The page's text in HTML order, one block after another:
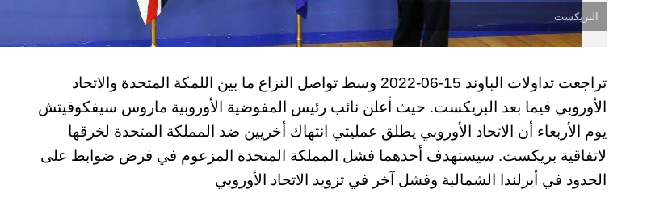
البريكست
تراجعت تداولات الباوند 15-06-2022 وسط تواصل النزاع ما بين اللمكة المتحدة والاتحاد
الأوروبي فيما بعد البريكست. حيث أعلن نائب رئيس المفوضية الأوروبية ماروس سيفكوفيتش
يوم الأربعاء أن الاتحاد الأوروبي يطلق عمليتي انتهاك أخريين ضد المملكة المتحدة لخرقها
لاتفاقية بريكست. سيستهدف أحدهما فشل المملكة المتحدة المزعوم في فرض ضوابط على
الحدود في أيرلندا الشمالية وفشل آخر في تزويد الاتحاد الأوروبي